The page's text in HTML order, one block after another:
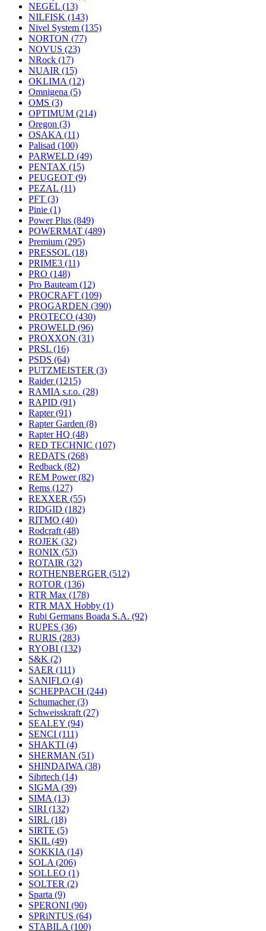
NEGEL (13)
NILFISK (143)
Nivel System (135)
NORTON (77)
NOVUS (23)
NRock (17)
NUAIR (15)
OKLIMA (12)
Omnigena (5)
OMS (3)
OPTIMUM (214)
Oregon (3)
OSAKA (11)
Palisad (100)
PARWELD (49)
PENTAX (15)
PEUGEOT (9)
PEZAL (11)
PFT (3)
Pinie (1)
Power Plus (849)
POWERMAT (489)
Premium (295)
PRESSOL (18)
PRIME3 (11)
PRO (148)
Pro Bauteam (12)
PROCRAFT (109)
PROGARDEN (390)
PROTECO (430)
PROWELD (96)
PROXXON (31)
PRSL (16)
PSDS (64)
PUTZMEISTER (3)
Raider(1215)
RAMIA s.r.o. (28)
RAPID (91)
Rapter(91)
Rapter Garden (8)
Rapter HQ (48)
RED TECHNIC (107)
REDATS (268)
Redback (82)
REM Power(82)
Rems (127)
REXXER (55)
RIDGID (182)
RITMO (40)
Rodcraft (48)
ROJEK (32)
RONIX (53)
ROTAIR (32)
ROTHENBERGER (512)
ROTOR (136)
RTR Max (178)
RTR MAX Hobby (1)
Rubi Germans Boada S.A. (92)
RUPES (36)
RURIS (283)
RYOBI (132)
S&K (2)
SAER (111)
SANIFLO (4)
SCHEPPACH (244)
Schumacher(3)
Schweisskraft (27)
SEALEY (94)
SENCI (111)
SHAKTI (4)
SHERMAN (51)
SHINDAIWA (38)
Sibrtech (14)
SIGMA (39)
SIMA (13)
SIRI (132)
SIRL (18)
SIRTE (5)
SKIL (49)
SOKKIA (14)
SOLA (206)
SOLLEO (1)
SOLTER (2)
Sparta (9)
SPERONI (90)
SPRiNTUS (64)
STABILA (100)